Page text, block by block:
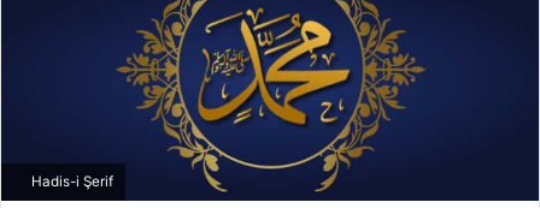
Hadis-i Şerif